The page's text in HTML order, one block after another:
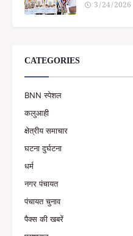
3/24/2026
CATEGORIES
BNN स्पेशल
कलुआही
क्षेत्रीय समाचार
घटना दुर्घटना
धर्म
नगर पंचायत
पंचायत चुनाव
पैक्स की खबरें